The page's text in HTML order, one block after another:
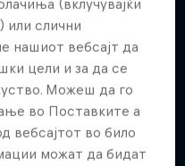
(вклучувајќи
или слични
нашиот вебсајт да
цели и за да се
Можеш да го
во Поставките а
вебсајтот во било
можат да бидат